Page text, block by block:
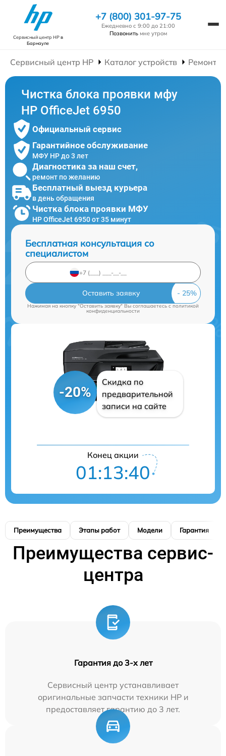
Сервисный центр HPв
Барнауле
+7 (800) 301-97-75
Ежедневно с 9:00 до 21:00
Позвонить мне утром
Сервисный центр HP Каталог устройств Ремонт
Чистка блока проявки мфу
HP OfficeJet 6950
Официальный сервис
Гарантийное обслуживание
МФУ HP до 3 лет
Диагностика за наш счет,
ремонт по желанию
Бесплатный выезд курьера
в день обращения
Чистка блока проявки МФУ
HP OfficeJet 6950 от 35 минут
Бесплатная консультация со
специалистом
Оставить заявку
Нажимая на кнопку "Оставить заявку" Вы соглашаетесь cполитикой
конфиденциальности
-20%
Скидка по
предварительной
записи на сайте
Конец акции
01:13:39
Преимущества Этапы работ Модели Гарантия
Преимущества сервис-
центра
Гарантия до 3-х лет
Сервисный центр устанавливает
оригинальные запчасти техники HP и
предоставляет гарантию до 3 лет.